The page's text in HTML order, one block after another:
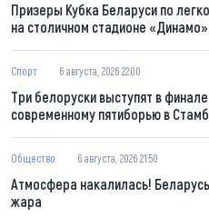
Призеры Кубка Беларуси по
на столичном стадионе «Динамо»
Спорт 6 августа, 2026 22:00
Три белоруски выступят в
современному пятиборью в
Общество 6 августа, 2026 21:50
Атмосфера накалилась!
жара